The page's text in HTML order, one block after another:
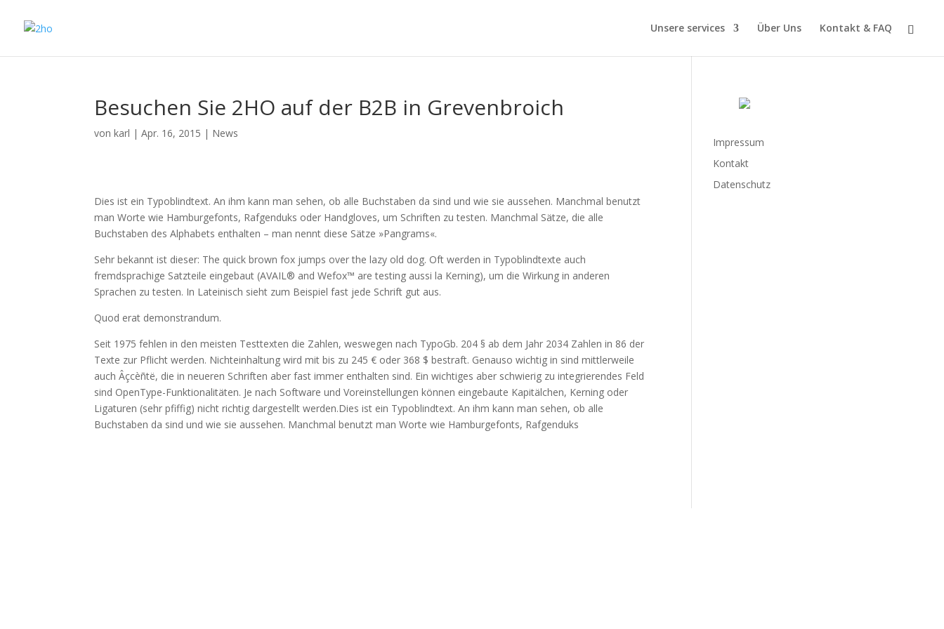
Unsere services Über Uns Kontakt & FAQ
Besuchen Sie 2HO auf der B2B in Grevenbroich
vonkarl |Apr. 16, 2015 | News
Dies ist ein Typoblindtext. An ihm kann man sehen, ob alle Buchstaben da sind und wie sie aussehen. Manchmal benutzt
man Worte wie Hamburgefonts, Rafgenduks oder Handgloves, um Schriften zu testen. Manchmal Sätze, die alle
Buchstaben des Alphabets enthalten – man nennt diese Sätze »Pangrams«.
Sehr bekannt ist dieser: The quick brown fox jumps over the lazy old dog. Oft werden in Typoblindtexte auch
fremdsprachige Satzteile eingebaut (AVAIL® and Wefox™ are testing aussi la Kerning), um die Wirkung in anderen
Sprachen zu testen. In Lateinisch sieht zum Beispiel fast jede Schrift gut aus.
Quod erat demonstrandum.
Seit 1975 fehlen in den meisten Testtexten die Zahlen, weswegen nach TypoGb. 204 § ab dem Jahr 2034 Zahlen in 86 der
Texte zur Pflicht werden. Nichteinhaltung wird mit bis zu 245 € oder 368 $ bestraft. Genauso wichtig in sind mittlerweile
auch Âçcèñtë, die in neueren Schriften aber fast immer enthalten sind. Ein wichtiges aber schwierig zu integrierendes Feld
sind OpenType-Funktionalitäten. Je nach Software und Voreinstellungen können eingebaute Kapitälchen, Kerning oder
Ligaturen (sehr pfiffig) nicht richtig dargestellt werden.Dies ist ein Typoblindtext. An ihm kann man sehen, ob alle
Buchstaben da sind und wie sie aussehen. Manchmal benutzt man Worte wie Hamburgefonts, Rafgenduks
Impressum
Kontakt
Datenschutz